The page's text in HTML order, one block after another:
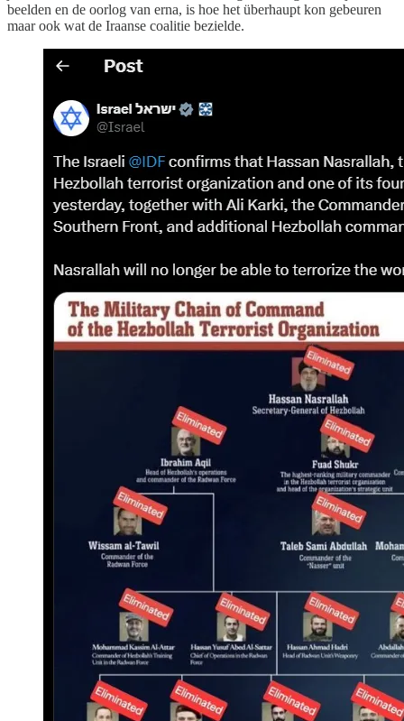
beelden en de oorlog van erna, is hoe het überhaupt kon gebeuren
maar ook wat de Iraanse coalitie bezielde.